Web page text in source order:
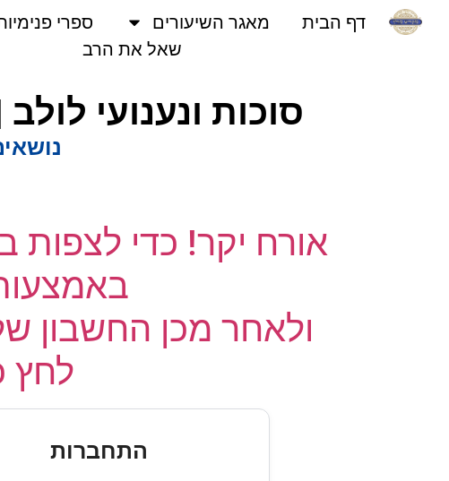
דף הבית מאגר השיעורים ספרי
שאל את הרב
סוכות ונענועי
אורח יקר! כדי לצפות
ולאחר מכן החשבון
לחץ
התחברות